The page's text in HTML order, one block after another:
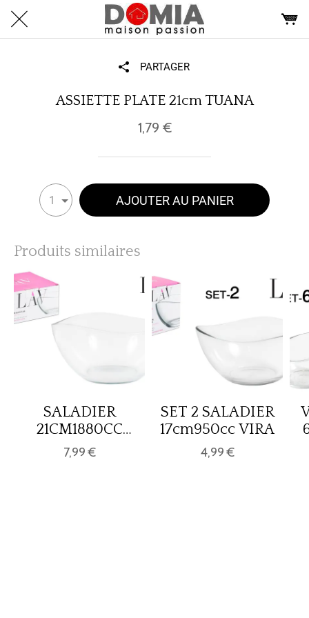
PARTAGER
ASSIETTE PLATE 21cm TUANA
1,79 €
1 AJOUTER AU PANIER
Produits similaires
SALADIER
21CM1880CC
VIRA
7,99 €
SET 2 SALADIER
17cm950cc VIRA
4,99 €